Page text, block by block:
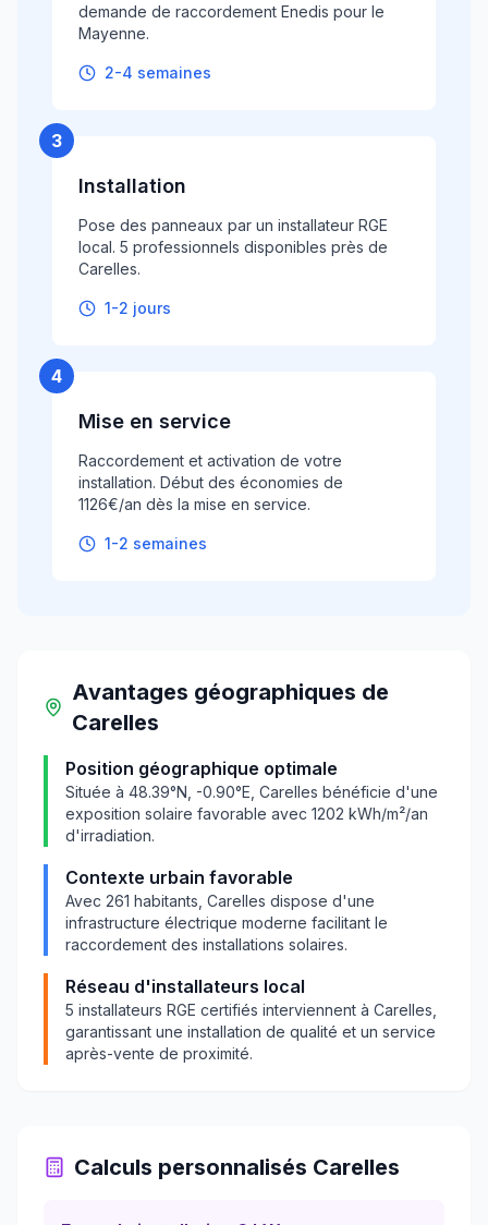
demande de raccordement Enedis pour le
Mayenne.
2-4 semaines
3
Installation
Pose des panneaux par un installateur RGE
local. 5 professionnels disponibles près de
Carelles.
1-2 jours
4
Mise en service
Raccordement et activation de votre
installation. Début des économies de
1126€/an dès la mise en service.
1-2 semaines
Avantages géographiques de
Carelles
Position géographique optimale
Située à 48.39°N, -0.90°E, Carelles bénéficie d'une
exposition solaire favorable avec 1202 kWh/m²/an
d'irradiation.
Contexte urbain favorable
Avec 261 habitants, Carelles dispose d'une
infrastructure électrique moderne facilitant le
raccordement des installations solaires.
Réseau d'installateurs local
5 installateurs RGE certifiés interviennent à Carelles
garantissant une installation de qualité et un service
après-vente de proximité.
Calculs personnalisés Carelles